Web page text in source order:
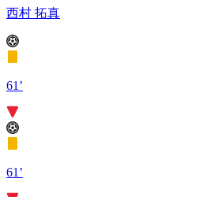
西村 拓真
61’
61’